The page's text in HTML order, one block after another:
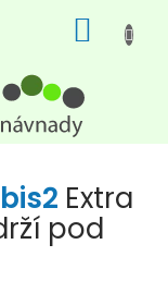
KOŠÍK
Extra
pod